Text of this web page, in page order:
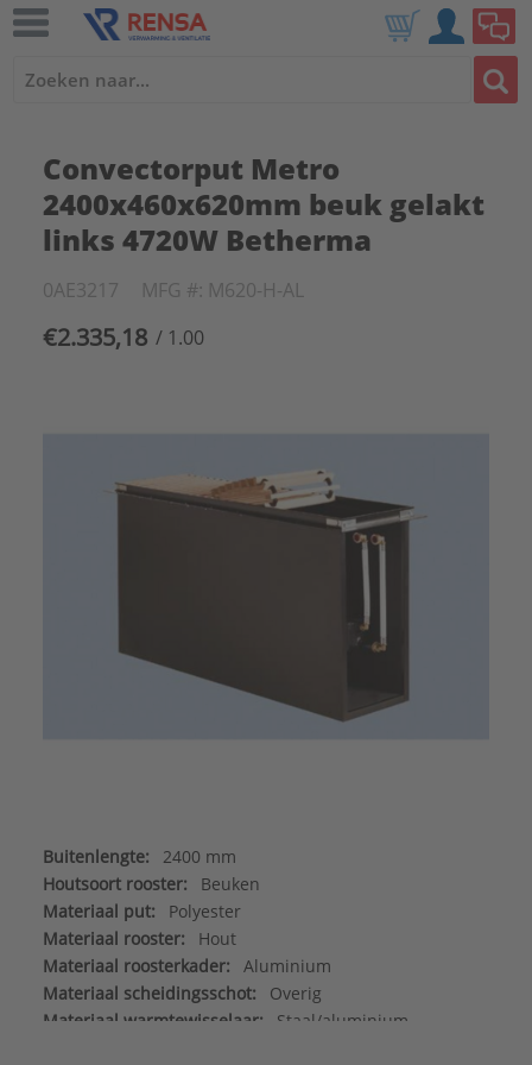
Convectorput Metro
2400x460x620mm beuk gelakt
links 4720W Betherma
0AE3217 MFG #: M620-H-AL
€2.335,18 / 1.00
Buitenlengte:
2400 mm
Houtsoort rooster:
Beuken
Materiaal put:
Polyester
Materiaal rooster:
Hout
Materiaal roosterkader:
Aluminium
Materiaal scheidingsschot:
Overig
Materiaal warmtewisselaar:
Staal/aluminium